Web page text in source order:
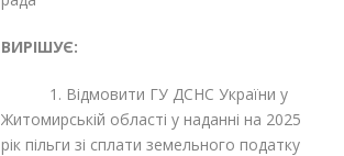
ВИРІШУЄ:
1. Відмовити ГУ ДСНС України у
Житомирській області у наданні на 2025
рік пільги зі сплати земельного податку